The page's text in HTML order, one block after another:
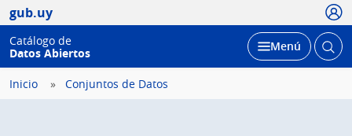
gub.uy
Catálogo de
Datos Abiertos
Desplegar
Menú Abrir
Inicio Conjuntos de Datos